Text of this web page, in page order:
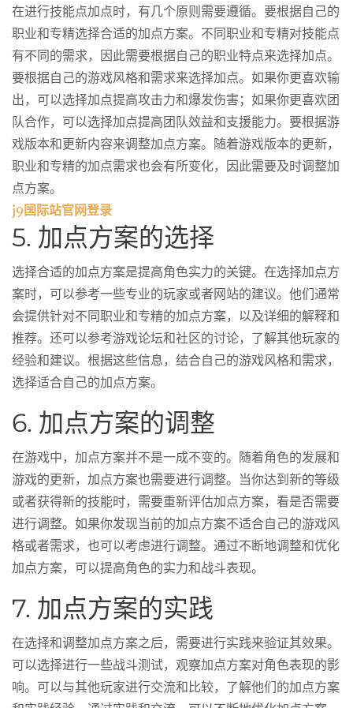
在进行技能点加点时，有几个原则需要遵循。要根据自己的
职业和专精选择合适的加点方案。不同职业和专精对技能点
有不同的需求，因此需要根据自己的职业特点来选择加点。
要根据自己的游戏风格和需求来选择加点。如果你更喜欢输
出，可以选择加点提高攻击力和爆发伤害；如果你更喜欢团
队合作，可以选择加点提高团队效益和支援能力。要根据游
戏版本和更新内容来调整加点方案。随着游戏版本的更新，
职业和专精的加点需求也会有所变化，因此需要及时调整加
点方案。
j9国际站官网登录
5. 加点方案的选择
选择合适的加点方案是提高角色实力的关键。在选择加点方
案时，可以参考一些专业的玩家或者网站的建议。他们通常
会提供针对不同职业和专精的加点方案，以及详细的解释和
推荐。还可以参考游戏论坛和社区的讨论，了解其他玩家的
经验和建议。根据这些信息，结合自己的游戏风格和需求，
选择适合自己的加点方案。
6. 加点方案的调整
在游戏中，加点方案并不是一成不变的。随着角色的发展和
游戏的更新，加点方案也需要进行调整。当你达到新的等级
或者获得新的技能时，需要重新评估加点方案，看是否需要
进行调整。如果你发现当前的加点方案不适合自己的游戏风
格或者需求，也可以考虑进行调整。通过不断地调整和优化
加点方案，可以提高角色的实力和战斗表现。
7. 加点方案的实践
在选择和调整加点方案之后，需要进行实践来验证其效果。
可以选择进行一些战斗测试，观察加点方案对角色表现的影
响。可以与其他玩家进行交流和比较，了解他们的加点方案